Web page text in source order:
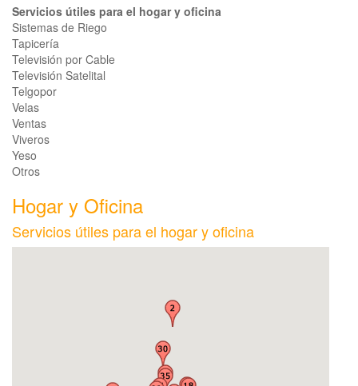
Servicios útiles para el hogar y oficina
Sistemas de Riego
Tapicería
Televisión por Cable
Televisión Satelital
Telgopor
Velas
Ventas
Viveros
Yeso
Otros
Hogar y Oficina
Servicios útiles para el hogar y oficina